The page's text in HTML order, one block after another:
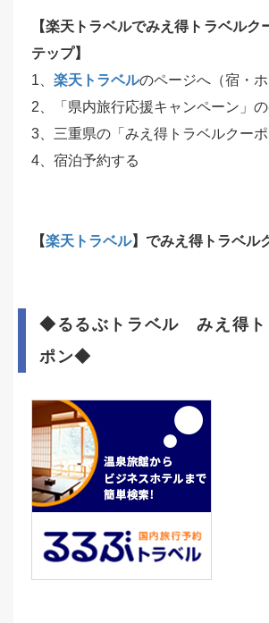
【楽天トラベルでみえ得トラベルク
テップ】
1、 楽天トラベルのページへ（宿・ホ
2、「県内旅行応援キャンペーン」
3、三重県の「みえ得トラベルクー
4、宿泊予約する
【楽天トラベル】でみえ得トラベル
◆るるぶトラベル みえ得ト
ポン◆